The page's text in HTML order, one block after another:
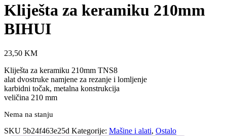
Kliješta za keramiku 210mm
BIHUI
23,50 KM
Kliješta za keramiku 210mm TNS8
alat dvostruke namjene za rezanje i lomljenje
karbidni točak, metalna konstrukcija
veličina 210 mm
Nema na stanju
SKU 5b24f463e25d Kategorije: Mašine i alati, Ostalo